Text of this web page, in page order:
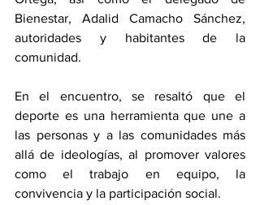
Bienestar, Adalid Camacho Sánchez,
autoridades y habitantes de la
comunidad.
En el encuentro, se resaltó que el
deporte es una herramienta que une a
las personas y a las comunidades más
allá de ideologías, al promover valores
como el trabajo en equipo, la
convivencia y la participación social.